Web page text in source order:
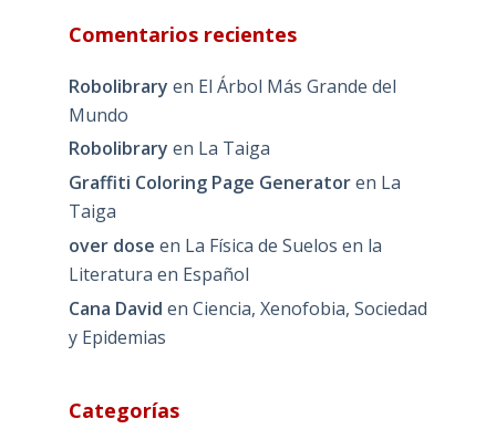
Comentarios recientes
Robolibrary en El Árbol Más Grande del
Mundo
Robolibrary en La Taiga
Graffiti Coloring Page Generatoren La
Taiga
over dose en La Física de Suelos en la
Literatura en Español
Cana David en Ciencia, Xenofobia, Sociedad
y Epidemias
Categorías